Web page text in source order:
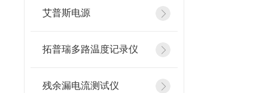
艾普斯电源
拓普瑞多路温度记录仪
残余漏电流测试仪